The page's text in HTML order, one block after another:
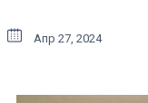
Апр 27, 2024